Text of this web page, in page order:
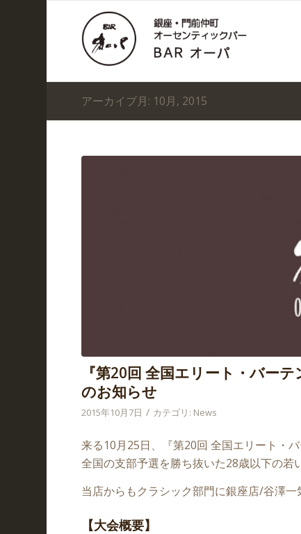
アーカイブ月: 10月, 2015
『第20回 全国エリート・バー
のお知らせ
2015年10月7日 / カテゴリ: News
来る10月25日、『第20回 全国エリート・
全国の支部予選を勝ち抜いた28歳以下の若
当店からもクラシック部門に銀座店/谷澤
【大会概要】